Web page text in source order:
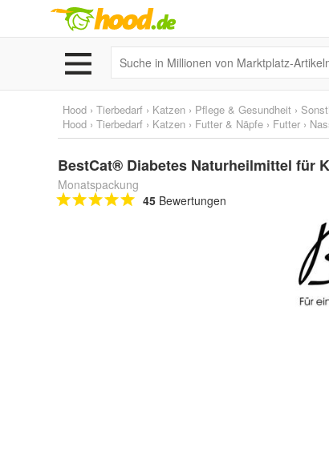
Hood › Tierbedarf › Katzen › Pflege & Gesundheit ›
Hood › Tierbedarf › Katzen › Futter & Näpfe › Futter ›
BestCat® Diabetes Naturheilmittel für
Monatspackung
45 Bewertungen